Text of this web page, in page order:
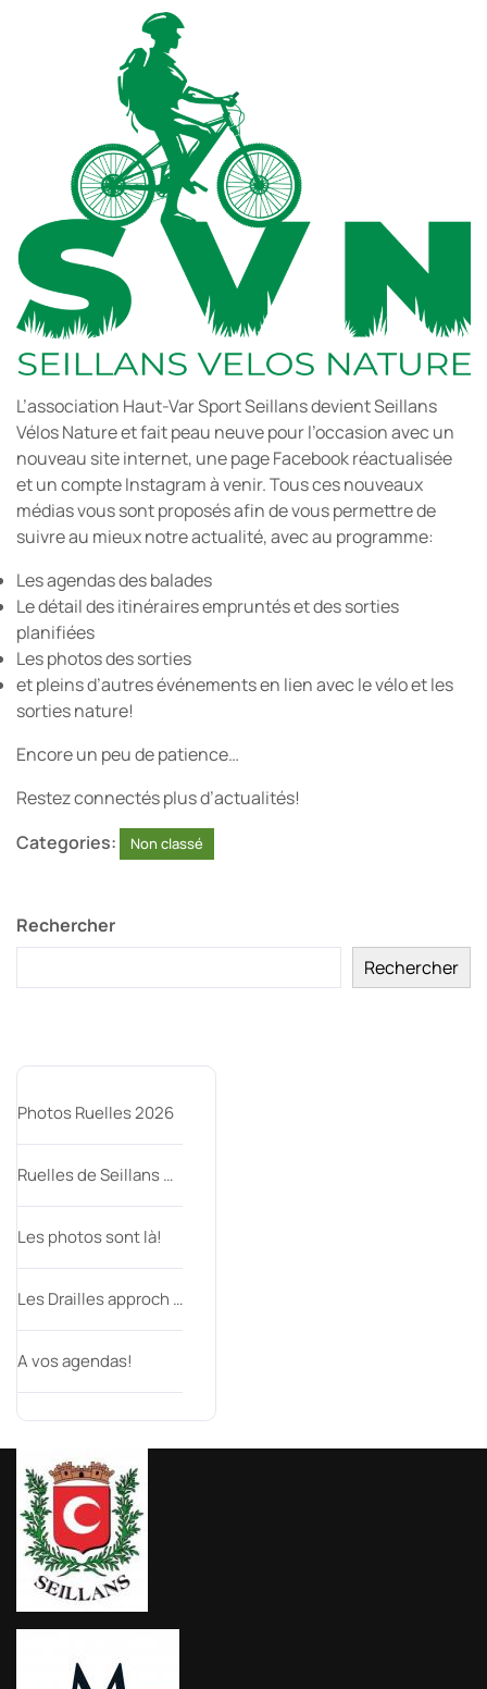
avril
2023
L’association Haut-Var Sport Seillans devient Seillans
Vélos Nature et fait peau neuve pour l’occasion avec un
nouveau site internet, une page Facebook réactualisée
et un compte Instagram à venir. Tous ces nouveaux
médias vous sont proposés afin de vous permettre de
suivre au mieux notre actualité, avec au programme:
Les agendas des balades
Le détail des itinéraires empruntés et des sorties
planifiées
Les photos des sorties
et pleins d’autres événements en lien avec le vélo et les
sorties nature!
Encore un peu de patience…
Restez connectés plus d’actualités!
Categories:
Non classé
Rechercher
Rechercher
Photos Ruelles 2026
Ruelles de Seillans …
Les photos sont là!
Les Drailles approch …
A vos agendas!